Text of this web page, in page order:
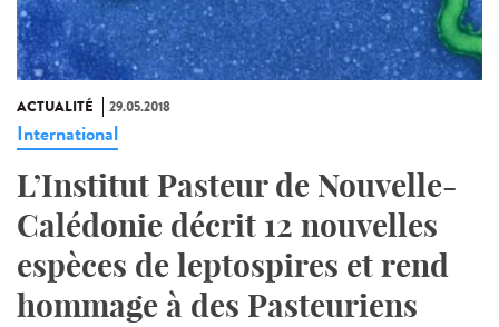
ACTUALITÉ 29.05.2018
International
L’Institut Pasteur de Nouvelle-
Calédonie décrit 12 nouvelles
espèces de leptospires et rend
hommage à des Pasteuriens